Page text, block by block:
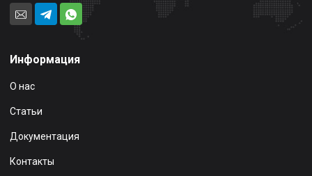
Информация
О нас
Статьи
Документация
Контакты